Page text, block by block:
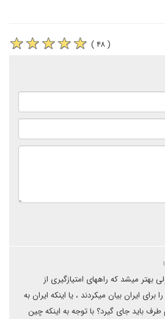
( ۴۸ )
بهتر میشد که راههای امتیازگیری از
ایران بیان میکردند ، یا اینکه ایران به
باید جای گیرد؟ با توجه به اینکه چین